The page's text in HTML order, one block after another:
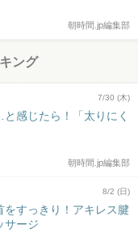
朝時間.jp編集部
ング
7/30 (木)
感じたら！「太りにく
朝時間.jp編集部
8/2 (日)
をすっきり！アキレス腱
サージ